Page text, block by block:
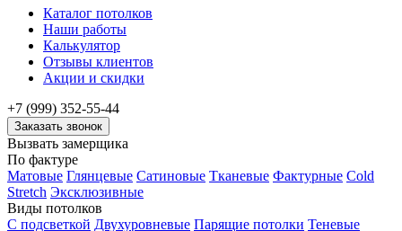
Каталог потолков
Наши работы
Калькулятор
Отзывы клиентов
Акции и скидки
+7 (999) 352-55-44
Заказать звонок
Вызвать замерщика
По фактуре
Матовые Глянцевые Сатиновые Тканевые Фактурные Cold
Stretch Эксклюзивные
Виды потолков
С подсветкой Двухуровневые Парящие потолки Теневые